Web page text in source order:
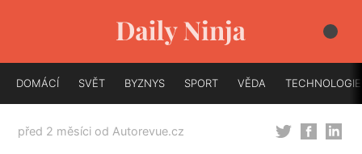
DOMÁCÍ SVĚT BYZNYS SPORT VĚDA TECHNOLOGIE
před 2 měsíci od Autorevue.cz